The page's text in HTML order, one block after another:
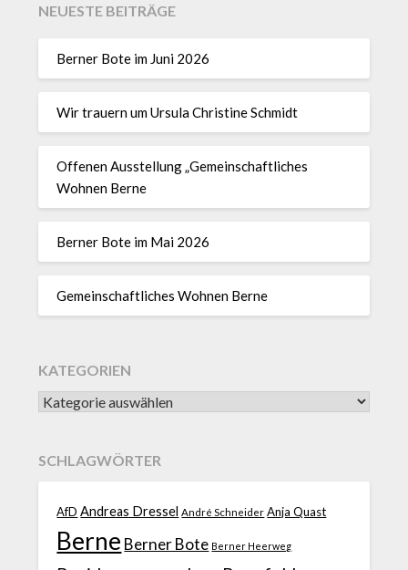
NEUESTE BEITRÄGE
Berner Bote im Juni 2026
Wir trauern um Ursula Christine Schmidt
Offenen Ausstellung „Gemeinschaftliches
Wohnen Berne
Berner Bote im Mai 2026
Gemeinschaftliches Wohnen Berne
KATEGORIEN
SCHLAGWÖRTER
AfD Andreas Dressel André Schneider Anja Quast
Berne Berner Bote Berner Heerweg